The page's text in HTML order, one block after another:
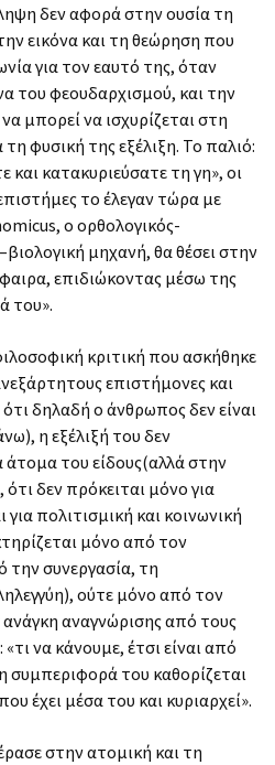
δεν αφορά στην ουσία τη
εικόνα και τη θεώρηση που
για τον εαυτό της, όταν
του φεουδαρχισμού, και την
μπορεί να ισχυρίζεται στη
τη φυσική της εξέλιξη. Το παλιό:
και κατακυριεύσατε τη γη», οι
το έλεγαν τώρα με
ο ορθολογικός-
μηχανή, θα θέσει στην
επιδιώκοντας μέσω της
του».
κριτική που ασκήθηκε
επιστήμονες και
δηλαδή ο άνθρωπος δεν είναι
η εξέλιξή του δεν
του είδους(αλλά στην
δεν πρόκειται μόνο για
για πολιτισμική και κοινωνική
μόνο από τον
την συνεργασία, τη
ούτε μόνο από τον
αναγνώρισης από τους
να κάνουμε, έτσι είναι από
του καθορίζεται
έχει μέσα του και κυριαρχεί».
στην ατομική και τη